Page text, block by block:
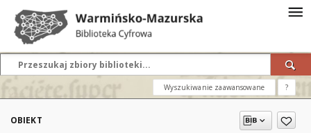
Wyszukiwanie zaawansowane ?
OBIEKT